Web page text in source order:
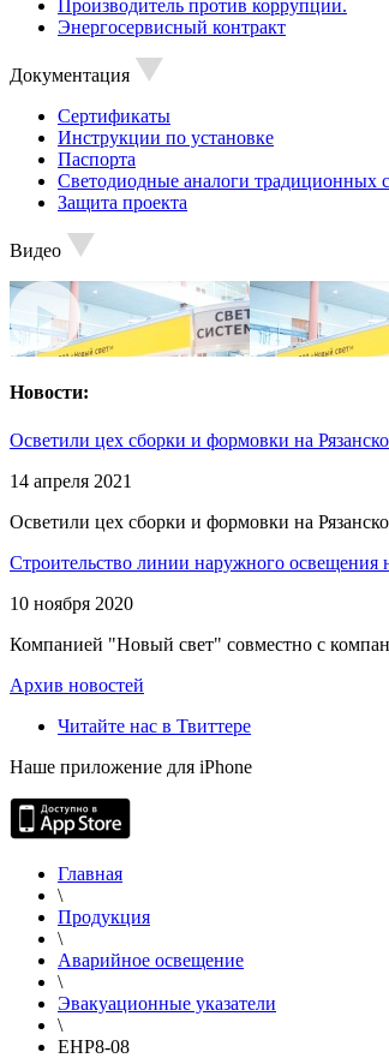
Производитель против коррупции.
Энергосервисный контракт
Документация
Сертификаты
Инструкции по установке
Паспорта
Светодиодные аналоги традиционных
Защита проекта
Видео
Новости:
Осветили цех сборки и формовки на
14 апреля 2021
Осветили цех сборки и формовки на
Строительство линии наружного освещения
10 ноября 2020
Компанией "Новый свет" совместно с
Архив новостей
Читайте нас в Твиттере
Наше приложение для iPhone
Главная
\
Продукция
\
Аварийное освещение
\
Эвакуационные указатели
\
EHP8-08